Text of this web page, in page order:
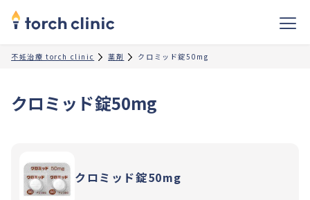
不妊治療 torch clinic 薬剤 クロミッド錠50mg
クロミッド錠50mg
クロミッド錠50mg